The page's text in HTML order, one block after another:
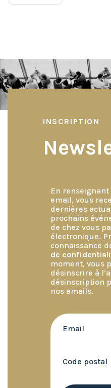
l’article
INSCRIPTION
En
email, vous
dernières
prochains
de chez vous
électronique.
connaissance
de
moment, vous
désinscrire à
désinscription
nos emails.